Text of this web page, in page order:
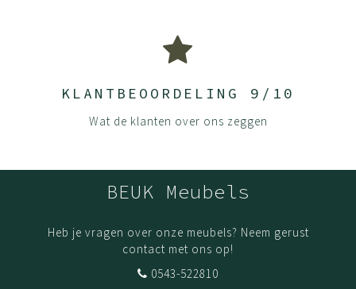
KLANTBEOORDELING 9/10
Wat de klanten over ons zeggen
BEUK Meubels
Heb je vragen over onze meubels? Neem gerust
contact met ons op!
0543-522810